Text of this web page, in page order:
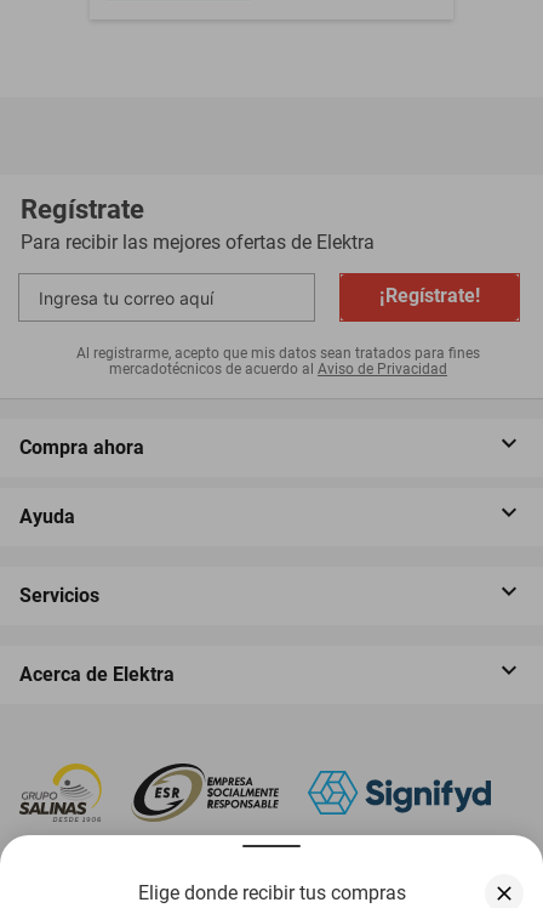
Elige donde recibir tus compras
Regístrate
Para recibir las mejores ofertas de Elektra
¡Regístrate!
Al registrarme, acepto que mis datos sean tratados para fines
mercadotécnicos de acuerdo al Aviso de Privacidad
Compra ahora
Ayuda
Servicios
Acerca de Elektra